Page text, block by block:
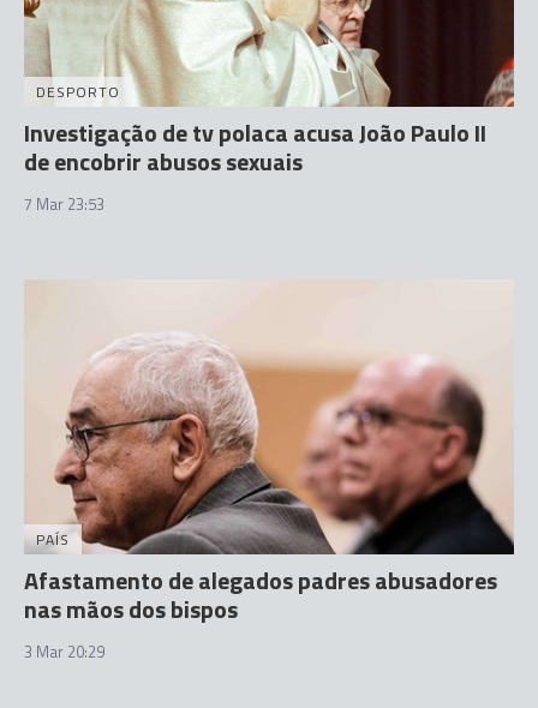
DESPORTO
Investigação de tv polaca acusa João Paulo II
de encobrir abusos sexuais
7 Mar 23:53
PAÍS
Afastamento de alegados padres abusadores
nas mãos dos bispos
3 Mar 20:29